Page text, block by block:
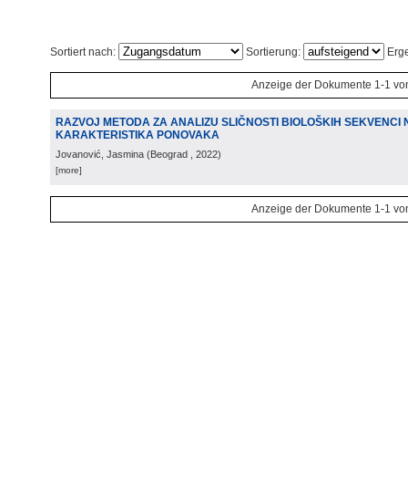
Sortiert nach: Sortierung:
Anzeige der Dokumente 1-1
RAZVOJ METODA ZA ANALIZU SLIČNOSTI BIOLOŠKIH SEKVENCI
KARAKTERISTIKA PONOVAKA
Jovanović, Jasmina (Beograd , 2022)
[more]
Anzeige der Dokumente 1-1